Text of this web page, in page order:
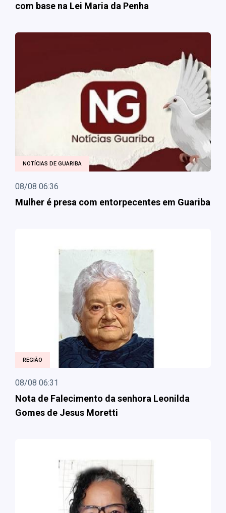
com base na Lei Maria da Penha
NOTÍCIAS DE GUARIBA
08/08 06:36
Mulher é presa com entorpecentes em Guariba
REGIÃO
08/08 06:31
Nota de Falecimento da senhora Leonilda
Gomes de Jesus Moretti